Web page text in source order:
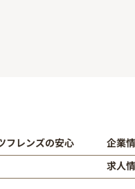
フレンズの安心
企業
求人